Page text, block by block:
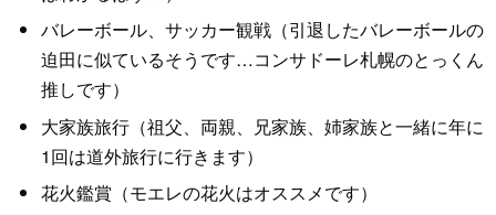
バレーボール、サッカー観戦（引退したバレーボールの
迫田に似ているそうです…コンサドーレ札幌のとっくん
推しです）
大家族旅行（祖父、両親、兄家族、姉家族と一緒に年に
1回は道外旅行に行きます）
花火鑑賞（モエレの花火はオススメです）